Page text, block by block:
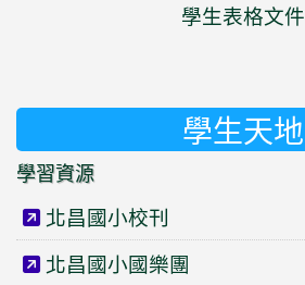
學生表格文件
學生天地
學習資源
北昌國小校刊
北昌國小國樂團